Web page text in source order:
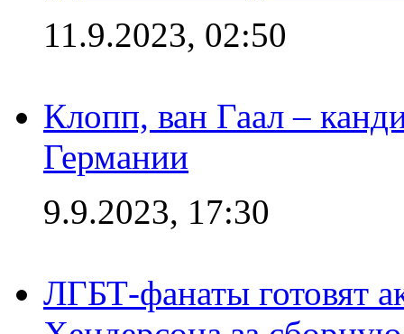
11.9.2023, 02:50
Клопп, ван Гаал –
Германии
9.9.2023, 17:30
ЛГБТ-фанаты готовят